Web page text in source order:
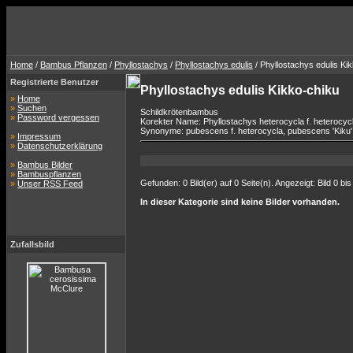
Home / Bambus Pflanzen / Phyllostachys / Phyllostachys edulis / Phyllostachys edulis
Registrierte Benutzer
» Home
» Suchen
» Password vergessen
» Impressum
» Datenschutzerklärung
» Bambus Bilder
» Bambuspflanzen
» Unser RSS Feed
Zufallsbild
Phyllostachys edulis Kikko-chiku
Schildkrötenbambus
Korekter Name: Phyllostachys heterocycla f.
Synonyme: pubescens f. heterocycla, pubescens
Gefunden: 0 Bild(er) auf 0 Seite(n). Angezeigt: Bild 0 bis
In dieser Kategorie sind keine Bilder vorhanden.